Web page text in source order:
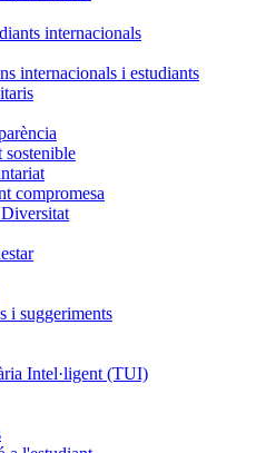
internacionals
internacionals i estudiants
sostenible
compromesa
i suggeriments
Intel·ligent (TUI)